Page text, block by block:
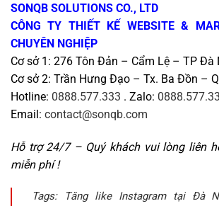
SONQB SOLUTIONS CO., LTD
CÔNG TY THIẾT KẾ WEBSITE &
CHUYÊN NGHIỆP
Cơ sở 1: 276 Tôn Đản – Cẩm Lệ – TP Đà
Cơ sở 2: Trần Hưng Đạo – Tx. Ba Đồn –
Hotline: 0888.577.333 . Zalo:
Email: contact@sonqb.com
Hỗ trợ 24/7 – Quý khách vui lòng liên
miễn phí !
Tags: Tăng like Instagram tại Đà